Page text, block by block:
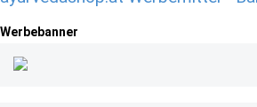
Werbebanner